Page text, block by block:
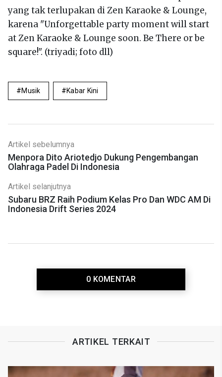
yang tak terlupakan di Zen Karaoke & Lounge,
karena "Unforgettable party moment will start
at Zen Karaoke & Lounge soon. Be There or be
square!". (triyadi; foto dll)
Musik Kabar Kini
Artikel sebelumnya
Menpora Dito Ariotedjo Dukung Pengembangan
Olahraga Padel Di Indonesia
Artikel selanjutnya
Subaru BRZ Raih Podium Kelas Pro Dan WDC AM Di
Indonesia Drift Series 2024
0 KOMENTAR
ARTIKEL TERKAIT